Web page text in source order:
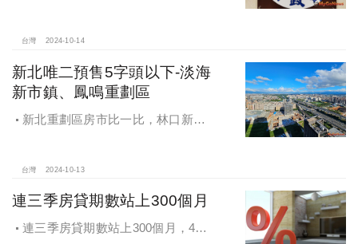
台灣 2024-10-14
新北唯二預售5字頭以下-淡海
新市鎮、鳳鳴重劃區
新北重劃區房市比一比，林口新市
台灣 2024-10-13
連三季房貸期數站上300個月
連三季房貸期數站上300個月，4都